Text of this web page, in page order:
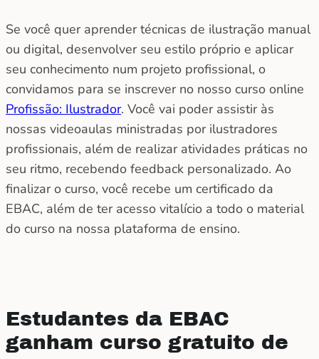
Se você quer aprender técnicas de ilustração manual
ou digital, desenvolver seu estilo próprio e aplicar
seu conhecimento num projeto profissional, o
convidamos para se inscrever no nosso curso online
Profissão: Ilustrador. Você vai poder assistir às
nossas videoaulas ministradas por ilustradores
profissionais, além de realizar atividades práticas no
seu ritmo, recebendo feedback personalizado. Ao
finalizar o curso, você recebe um certificado da
EBAC, além de ter acesso vitalício a todo o material
do curso na nossa plataforma de ensino.
Estudantes da EBAC
ganham curso gratuito de